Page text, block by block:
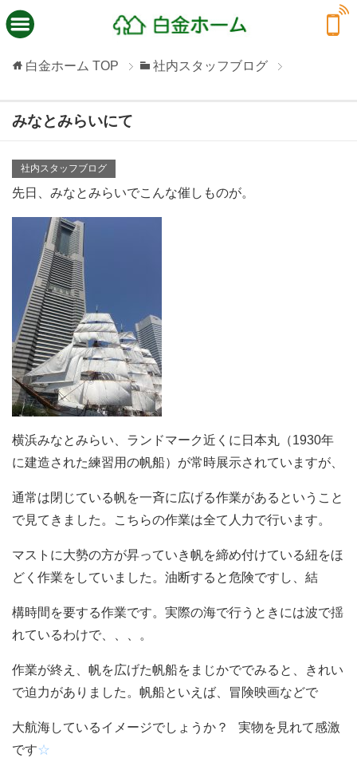
白金ホーム TOP 社内スタッフブログ
みなとみらいにて
社内スタッフブログ
先日、みなとみらいでこんな催しものが。
横浜みなとみらい、ランドマーク近くに日本丸（1930年
に建造された練習用の帆船）が常時展示されていますが、
通常は閉じている帆を一斉に広げる作業があるということ
で見てきました。
こちらの作業は全て人力で行います。
マストに大勢の方が昇っていき帆を締め付けている紐をほ
どく作業をしていました。油断すると危険ですし、結
構時間を要する作業です。実際の海で行うときには波で揺
れているわけで、、、。
作業が終え、帆を広げた帆船をまじかででみると、きれい
で迫力がありました。帆船といえば、冒険映画などで
大航海しているイメージでしょうか？ 実物を見れて感激
です☆